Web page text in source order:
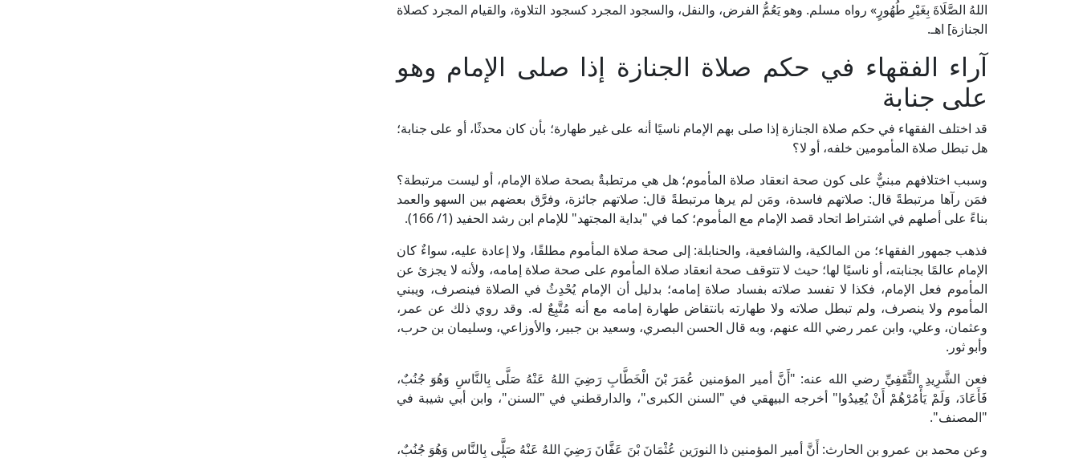
اللهُ الصَّلَاةَ بِغَيْرِ طُهُورٍ» رواه مسلم. وهو يَعُمُّ الفرض، والنفل، والسجود المجرد كسجود التلاوة، والقيام المجرد كصلاة
الجنازة] اهـ.
آراء الفقهاء في حكم صلاة الجنازة إذا صلى الإمام وهو
على جنابة
قد اختلف الفقهاء في حكم صلاة الجنازة إذا صلى بهم الإمام ناسيًا أنه على غير طهارة؛ بأن كان محدثًا، أو على جنابة؛
هل تبطل صلاة المأمومين خلفه، أو لا؟
وسبب اختلافهم مبنيٌّ على كون صحة انعقاد صلاة المأموم؛ هل هي مرتطبةٌ بصحة صلاة الإمام، أو ليست مرتبطة؟
فمَن رآها مرتبطةً قال: صلاتهم فاسدة، ومَن لم يرها مرتبطةً قال: صلاتهم جائزة، وفرَّق بعضهم بين السهو والعمد
بناءً على أصلهم في اشتراط اتحاد قصد الإمام مع المأموم؛ كما في "بداية المجتهد" للإمام ابن رشد الحفيد (1/ 166).
فذهب جمهور الفقهاء؛ من المالكية، والشافعية، والحنابلة: إلى صحة صلاة المأموم مطلقًا، ولا إعادة عليه، سواءٌ كان
الإمام عالمًا بجنابته، أو ناسيًا لها؛ حيث لا تتوقف صحة انعقاد صلاة المأموم على صحة صلاة إمامه، ولأنه لا يجزئ عن
المأموم فعل الإمام، فكذا لا تفسد صلاته بفساد صلاة إمامه؛ بدليل أن الإمام يُحْدِثُ في الصلاة فينصرف، ويبني
المأموم ولا ينصرف، ولم تبطل صلاته ولا طهارته بانتقاض طهارة إمامه مع أنه مُتَّبِعٌ له. وقد روي ذلك عن عمر،
وعثمان، وعلي، وابن عمر رضي الله عنهم، وبه قال الحسن البصري، وسعيد بن جبير، والأوزاعي، وسليمان بن حرب،
وأبو ثور.
فعن الشَّرِيدِ الثَّقَفِيِّ رضي الله عنه: "أَنَّ أمير المؤمنين عُمَرَ بْنَ الْخَطَّابِ رَضِيَ اللهُ عَنْهُ صَلَّى بِالنَّاسِ وَهُوَ جُنُبٌ،
فَأَعَادَ، وَلَمْ يَأْمُرْهُمْ أَنْ يُعِيدُوا" أخرجه البيهقي في "السنن الكبرى"، والدارقطني في "السنن"، وابن أبي شيبة في
"المصنف".
وعن محمد بن عمرو بن الحارث: أَنَّ أمير المؤمنين ذا النورَين عُثْمَانَ بْنَ عَفَّانَ رَضِيَ اللهُ عَنْهُ صَلَّى بِالنَّاسِ وَهُوَ جُنُبٌ،